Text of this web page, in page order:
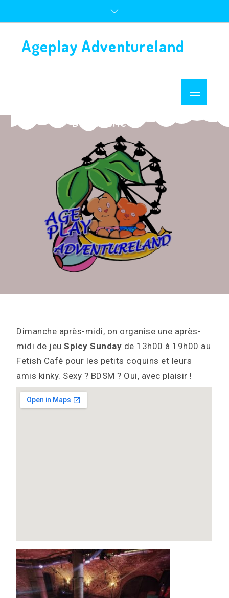
Ageplay Adventureland
Dimanche
Dimanche après-midi, on organise une après-
midi de jeuSpicy Sunday de 13h00 à 19h00 au
Fetish Café pour les petits coquins et leurs
amis kinky. Sexy ? BDSM ? Oui, avec plaisir !